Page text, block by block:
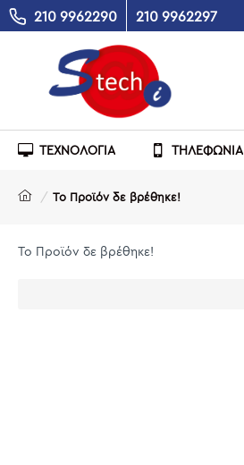
210 9962290 210 9962297
ΤΕΧΝΟΛΟΓΙΑ ΤΗΛΕΦΩΝΙΑ
Το Προϊόν δε βρέθηκε!
Το Προϊόν δε βρέθηκε!